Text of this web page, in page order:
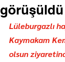
görüşüldü
Lüleburgazlı
Kaymakam
olsun